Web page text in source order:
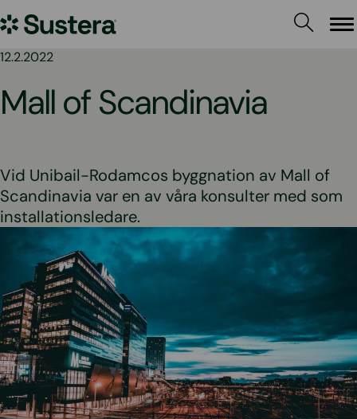
till
Sustera
Sweden
12.2.2022
Mall of Scandinavia
Vid Unibail-Rodamcos byggnation av Mall of
Scandinavia var en av våra konsulter med som
installationsledare.